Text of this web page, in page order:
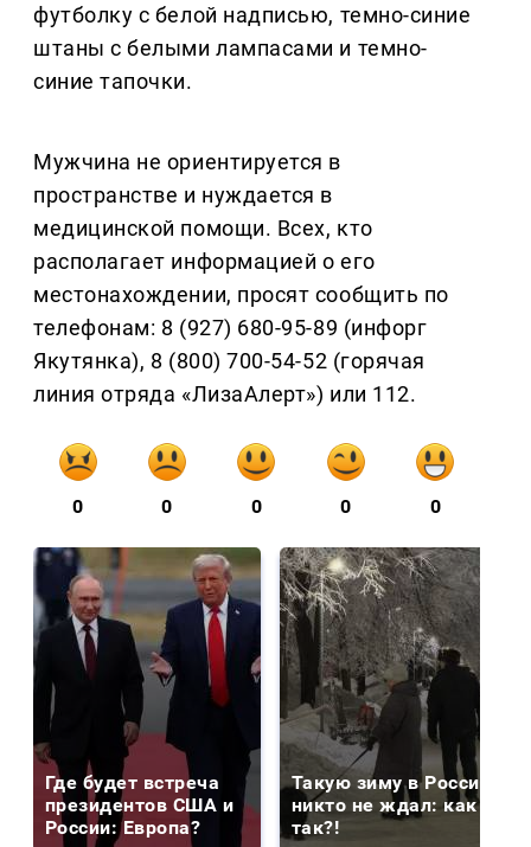
футболку с белой надписью, темно-синие
штаны с белыми лампасами и темно-
синие тапочки.
Мужчина не ориентируется в
пространстве и нуждается в
медицинской помощи. Всех, кто
располагает информацией о его
местонахождении, просят сообщить по
телефонам: 8 (927) 680-95-89 (инфорг
Якутянка), 8 (800) 700-54-52 (горячая
линия отряда «ЛизаАлерт») или 112.
0 0 0 0 0
Где будет встреча
президентов США и
России: Европа?
Такую зиму в России
никто не ждал: как
так?!